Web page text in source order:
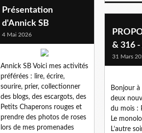
Présentation
d'Annick SB
4 Mai 2026
Annick SB Voici mes activités
préférées : lire, écrire,
sourire, prier, collectionner
des blogs, des escargots, des
Petits Chaperons rouges et
prendre des photos de roses
lors de mes promenades
& 316
31 Mars
Bonjour à
deux
du mois :
Le
L’autre